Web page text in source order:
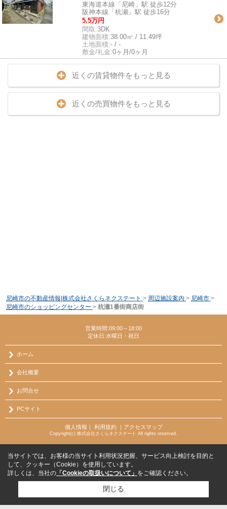
東海道本線「尼崎」駅 徒歩12分
阪神本線「杭瀬」駅 徒歩16分
5.5万円
間取:3DK
建物面積:38.00㎡ / 11.49坪
土地面積:- / -
敷金/礼金:0ヶ月/0ヶ月
近くの賃貸物件をもっと見る
近くの売買物件をもっと見る
尼崎市の不動産情報|株式会社さくらネクステート > 周辺施設案内 > 尼崎市 >
尼崎市のショッピングセンター > 杭瀬1番街商店街
営業時間:09:00～18:00
定休日:水曜日・祝日
ホーム
会社概要
お問合せ
PCサイト
個人情報 利用規約｜ アクセスマップ
Copyright(c) 株式会社さくらネクステート All rights reserved.
当サイトでは、お客様の当サイト利用状況把握、サービス向上検討を目的と
して、クッキー（Cookie）を使用しています。
詳しくは、当社の 「Cookieの取扱いについて」 をご確認ください。
閉じる